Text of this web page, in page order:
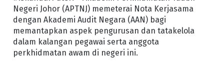
Negeri Johor (APTNJ) memeterai Nota Kerjasama
dengan Akademi Audit Negara (AAN) bagi
memantapkan aspek pengurusan dan tatakelola
dalam kalangan pegawai serta anggota
perkhidmatan awam di negeri ini.